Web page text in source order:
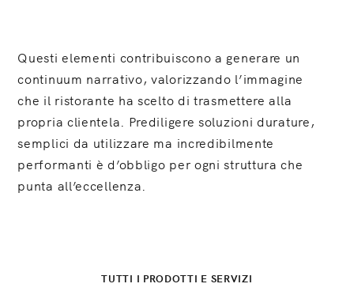
Questi elementi contribuiscono a generare un
continuum narrativo, valorizzando l’immagine
che il ristorante ha scelto di trasmettere alla
propria clientela. Prediligere soluzioni durature,
semplici da utilizzare ma incredibilmente
performanti è d’obbligo per ogni struttura che
punta all’eccellenza.
TUTTI I PRODOTTI E SERVIZI